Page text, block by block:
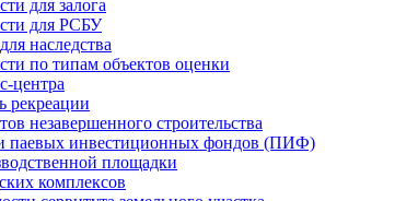
для залога
для РСБУ
наследства
по типам объектов оценки
центра
рекреации
незавершенного строительства
паевых инвестиционных фондов (ПИФ)
площадки
комплексов